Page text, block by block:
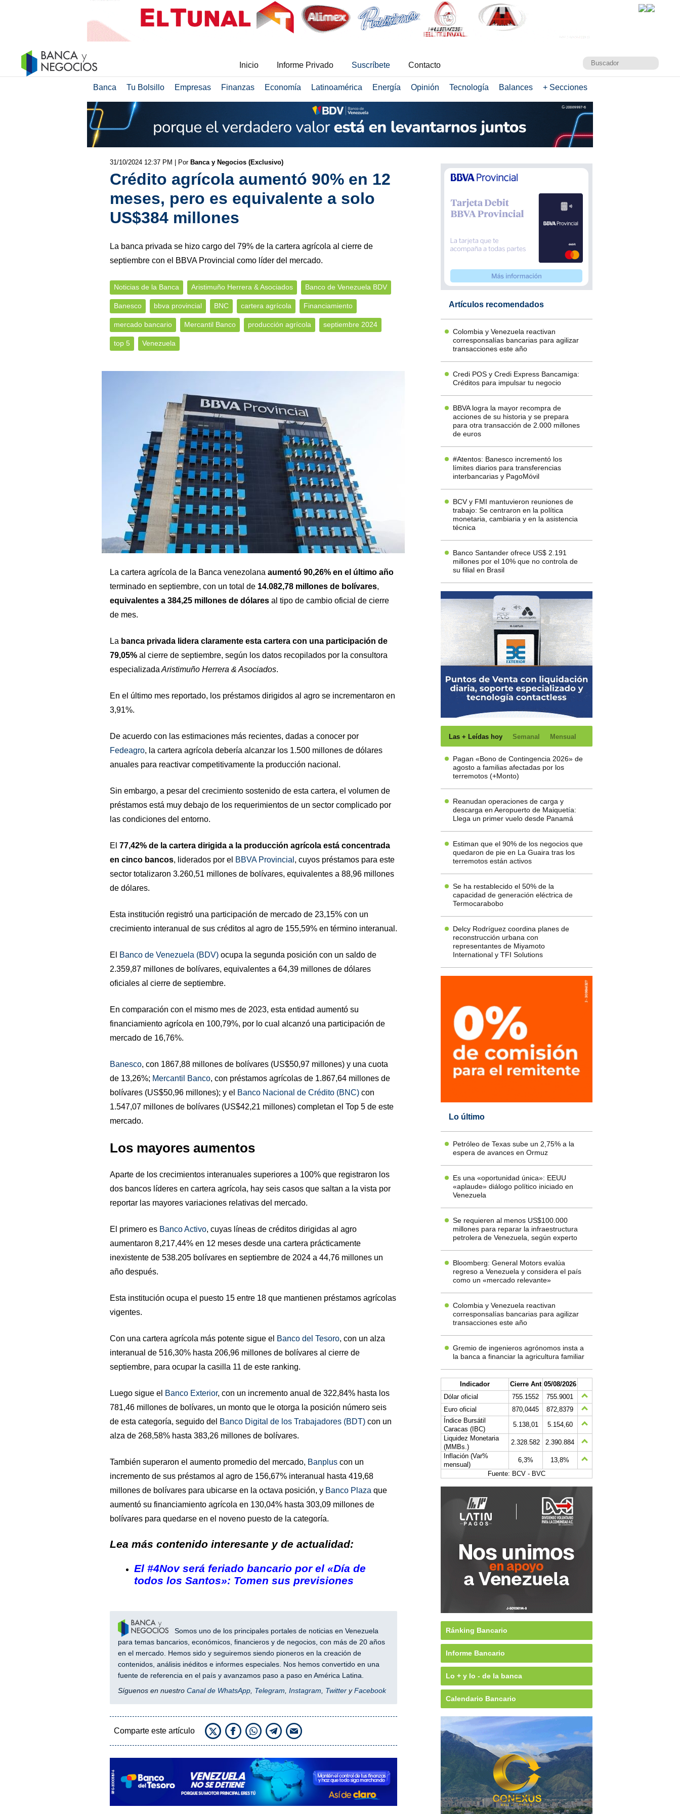
Inicio Informe Privado Suscríbete Contacto
Banca Tu Bolsillo Empresas Finanzas Economía Latinoamérica Energía Opinión Tecnología Balances + Secciones
31/10/2024 12:37 PM | Por Banca y Negocios (Exclusivo)
Crédito agrícola aumentó 90% en 12
meses, pero es equivalente a solo
US$384 millones
La banca privada se hizo cargo del 79% de la cartera agrícola al cierre de
septiembre con el BBVA Provincial como líder del mercado.
Noticias de la Banca Aristimuño Herrera & Asociados Banco de Venezuela BDV
Banesco bbva provincial BNC cartera agrícola Financiamiento
mercado bancario Mercantil Banco producción agrícola septiembre 2024
top 5 Venezuela
La cartera agrícola de la Banca venezolana aumentó 90,26% en el último año
terminado en septiembre, con un total de 14.082,78 millones de bolívares,
equivalentes a 384,25 millones de dólaresal tipo de cambio oficial de cierre
de mes.
La banca privada lidera claramente esta cartera con una participación de
79,05%al cierre de septiembre, según los datos recopilados por la consultora
especializada Aristimuño Herrera & Asociados.
En el último mes reportado, los préstamos dirigidos al agro se incrementaron en
3,91%.
De acuerdo con las estimaciones más recientes, dadas a conocer por
Fedeagro, la cartera agrícola debería alcanzar los 1.500 millones de dólares
anuales para reactivar competitivamente la producción nacional.
Sin embargo, a pesar del crecimiento sostenido de esta cartera, el volumen de
préstamos está muy debajo de los requerimientos de un sector complicado por
las condiciones del entorno.
El 77,42% de la cartera dirigida a la producción agrícola está concentrada
en cinco bancos, liderados por el BBVA Provincial , cuyos préstamos para este
sector totalizaron 3.260,51 millones de bolívares, equivalentes a 88,96 millones
de dólares.
Esta institución registró una participación de mercado de 23,15% con un
crecimiento interanual de sus créditos al agro de 155,59% en término interanual.
El Banco de Venezuela (BDV)ocupa la segunda posición con un saldo de
2.359,87 millones de bolívares, equivalentes a 64,39 millones de dólares
oficiales al cierre de septiembre.
En comparación con el mismo mes de 2023, esta entidad aumentó su
financiamiento agrícola en 100,79%, por lo cual alcanzó una participación de
mercado de 16,76%.
Banesco, con 1867,88 millones de bolívares (US$50,97 millones) y una cuota
de 13,26%; Mercantil Banco, con préstamos agrícolas de 1.867,64 millones de
bolívares (US$50,96 millones); y el Banco Nacional de Crédito (BNC)con
1.547,07 millones de bolívares (US$42,21 millones) completan el Top 5 de este
mercado.
Los mayores aumentos
Aparte de los crecimientos interanuales superiores a 100% que registraron los
dos bancos líderes en cartera agrícola, hay seis casos que saltan a la vista por
reportar las mayores variaciones relativas del mercado.
El primero es Banco Activo, cuyas líneas de créditos dirigidas al agro
aumentaron 8,217,44% en 12 meses desde una cartera prácticamente
inexistente de 538.205 bolívares en septiembre de 2024 a 44,76 millones un
año después.
Esta institución ocupa el puesto 15 entre 18 que mantienen préstamos agrícolas
vigentes.
Con una cartera agrícola más potente sigue el Banco del Tesoro, con un alza
interanual de 516,30% hasta 206,96 millones de bolívares al cierre de
septiembre, para ocupar la casilla 11 de este ranking.
Luego sigue el Banco Exterior, con un incremento anual de 322,84% hasta los
781,46 millones de bolívares, un monto que le otorga la posición número seis
de esta categoría, seguido del Banco Digital de los Trabajadores (BDT)con un
alza de 268,58% hasta 383,26 millones de bolívares.
También superaron el aumento promedio del mercado, Banpluscon un
incremento de sus préstamos al agro de 156,67% interanual hasta 419,68
millones de bolívares para ubicarse en la octava posición, y Banco Plaza que
aumentó su financiamiento agrícola en 130,04% hasta 303,09 millones de
bolívares para quedarse en el noveno puesto de la categoría.
Lea más contenido interesante y de actualidad:
El #4Nov será feriado bancario por el «Día de
todos los Santos»: Tomen sus previsiones
Somos uno de los principales portales de noticias en Venezuela
para temas bancarios, económicos, financieros y de negocios, con más de 20 años
en el mercado. Hemos sido y seguiremos siendo pioneros en la creación de
contenidos, análisis inéditos e informes especiales. Nos hemos convertido en una
fuente de referencia en el país y avanzamos paso a paso en América Latina.
Síguenos en nuestro Canal de WhatsApp, Telegram, Instagram, TwitteryFacebook
Comparte este artículo
Artículos recomendados
Colombia y Venezuela reactivan
corresponsalías bancarias para agilizar
transacciones este año
Credi POS y Credi Express Bancamiga:
Créditos para impulsar tu negocio
BBVA logra la mayor recompra de
acciones de su historia y se prepara
para otra transacción de 2.000 millones
de euros
#Atentos: Banesco incrementó los
límites diarios para transferencias
interbancarias y PagoMóvil
BCV y FMI mantuvieron reuniones de
trabajo: Se centraron en la política
monetaria, cambiaria y en la asistencia
técnica
Banco Santander ofrece US$ 2.191
millones por el 10% que no controla de
su filial en Brasil
Las + Leídas hoy Semanal Mensual
Pagan «Bono de Contingencia 2026» de
agosto a familias afectadas por los
terremotos (+Monto)
Reanudan operaciones de carga y
descarga en Aeropuerto de Maiquetía:
Llega un primer vuelo desde Panamá
Estiman que el 90% de los negocios que
quedaron de pie en La Guaira tras los
terremotos están activos
Se ha restablecido el 50% de la
capacidad de generación eléctrica de
Termocarabobo
Delcy Rodríguez coordina planes de
reconstrucción urbana con
representantes de Miyamoto
International y TFI Solutions
Lo último
Petróleo de Texas sube un 2,75% a la
espera de avances en Ormuz
Es una «oportunidad única»: EEUU
«aplaude» diálogo político iniciado en
Venezuela
Se requieren al menos US$100.000
millones para reparar la infraestructura
petrolera de Venezuela, según experto
Bloomberg: General Motors evalúa
regreso a Venezuela y considera el país
como un «mercado relevante»
Colombia y Venezuela reactivan
corresponsalías bancarias para agilizar
transacciones este año
Gremio de ingenieros agrónomos insta a
la banca a financiar la agricultura familiar
Indicador Cierre Ant 05/08/2026
Dólar oficial
755.1552
755.9001
Euro oficial
870,0445
872,8379
Índice Bursátil
Caracas (IBC)
5.138,01
5.154,60
Liquidez Monetaria
(MMBs.)
2.328.582
2.390.884
Inflación (Var%
mensual)
6,3%
13,8%
Fuente: BCV - BVC
Ránking Bancario
Informe Bancario
Lo + y lo - de la banca
Calendario Bancario